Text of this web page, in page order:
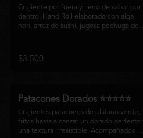
Crujiente por fuera y lleno de sabor por
dentro. Hand Roll elaborado con alga
nori, arroz de sushi, jugosa pechuga de
combinación perfecta de textura y
cremosidad que convierte este clásico en
$3.500
Patacones Dorados ⭐⭐⭐⭐⭐
Crujientes patacones de plátano verde,
fritos hasta alcanzar un dorado perfecto
una textura irresistible. Acompañados de